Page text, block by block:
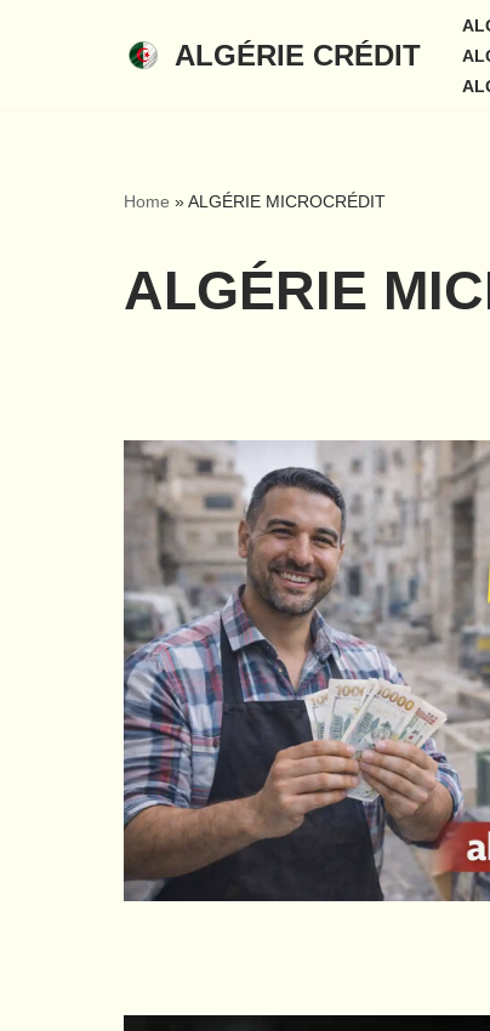
ALGÉRIE CRÉDIT
Home »ALGÉRIE MICROCRÉDIT
ALGÉRIE